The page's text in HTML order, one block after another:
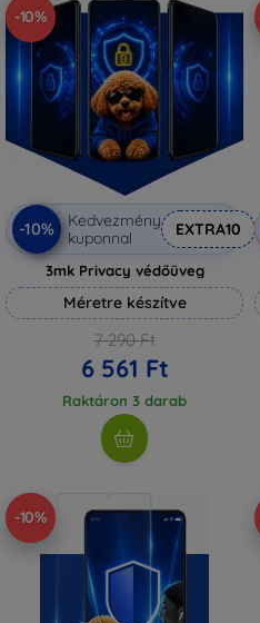
-10%
-10%
Kedvezmény
kuponnal
EXTRA10
3mk Privacy védőüveg
Méretre készítve
7 290 Ft
6 561 Ft
Raktáron 3 darab
-10%